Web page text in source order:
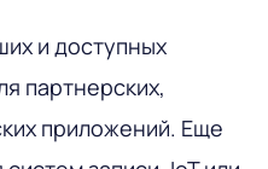
и доступных
партнерских,
приложений. Еще